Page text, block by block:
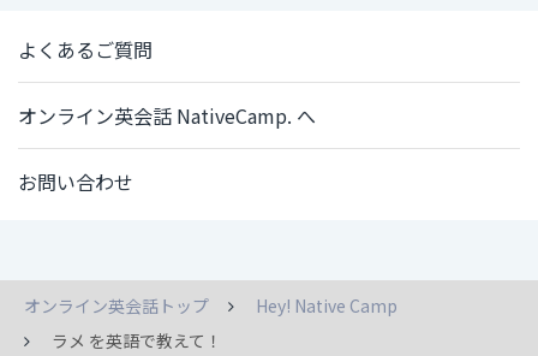
よくあるご質問
オンライン英会話 NativeCamp. へ
お問い合わせ
オンライン英会話トップ
Hey! Native Camp
ラメ を英語で教えて！